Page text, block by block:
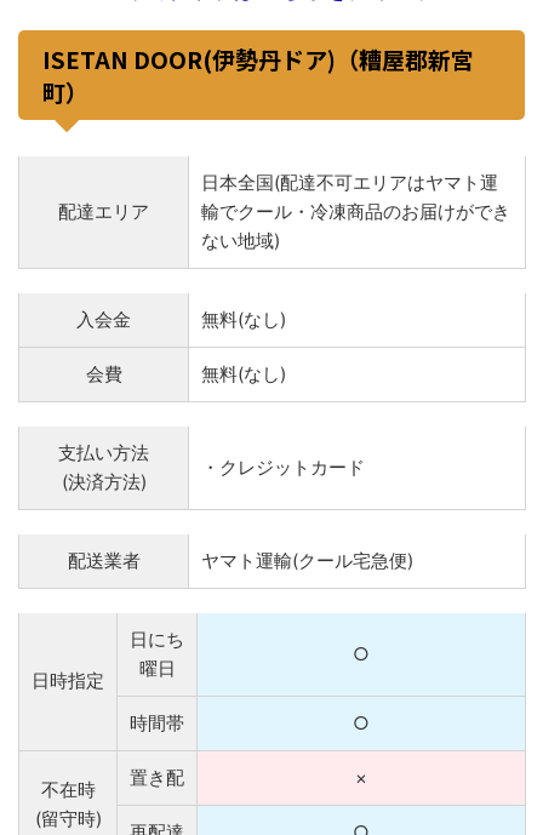
ISETAN DOOR(伊勢丹ドア)（糟屋郡新宮
町）
配達エリア
日本全国(配達不可エリアはヤマト運
輸でクール・冷凍商品のお届けができ
ない地域)
入会金 無料(なし)
会費 無料(なし)
支払い方法
(決済方法)
・クレジットカード
配送業者 ヤマト運輸(クール宅急便)
日時指定
日にち
曜日
○
時間帯 ○
不在時
(留守時)
置き配 ×